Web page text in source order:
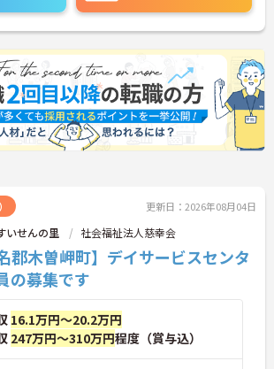
更新日：2026年08月04日
いせんの里 社会福祉法人慈幸会
郡木曽岬町】デイサービスセンタ
の募集です
16.1万円～20.2万円
247万円～310万円程度（賞与込）